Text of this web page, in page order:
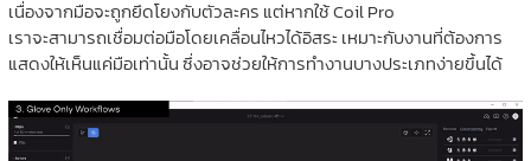
เนื่องจากมือจะถูกยึดโยงกับตัวละคร แต่หากใช้ Coil Pro
เราจะสามารถเชื่อมต่อมือโดยเคลื่อนไหวได้อิสระ เหมาะกับงานที่ต้องการ
แสดงให้เห็นแค่มือเท่านั้น ซึ่งอาจช่วยให้การทำงานบางประเภทง่ายขึ้นได้